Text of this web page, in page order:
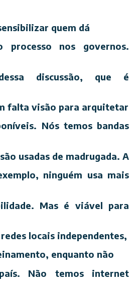
quem dá
processo nos governos.
discussão, que é
falta visão para arquitetar
Nós temos bandas
usadas de madrugada. A
ninguém usa mais
Mas é viável para
locais independentes,
enquanto não
Não temos internet